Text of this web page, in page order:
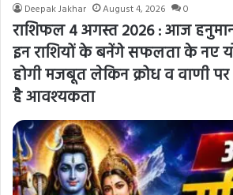
Deepak Jakhar August 4, 2026 0
राशिफल 4 अगस्त 2026 : आज
इन राशियों के बनेंगे सफलता के नए
होगी मजबूत लेकिन क्रोध व वाणी
है आवश्यकता